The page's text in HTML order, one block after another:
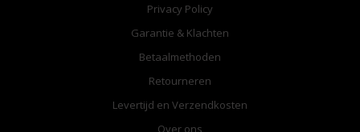
Privacy Policy
Garantie & Klachten
Betaalmethoden
Retourneren
Levertijd en Verzendkosten
Over ons